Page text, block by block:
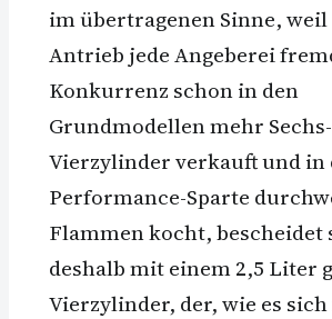
im übertragenen Sinne, weil
Antrieb jede Angeberei
Konkurrenz schon in den
Grundmodellen mehr
Vierzylinder verkauft und in
Performance-Sparte
Flammen kocht, bescheidet
deshalb mit einem 2,5 Liter
Vierzylinder, der, wie es